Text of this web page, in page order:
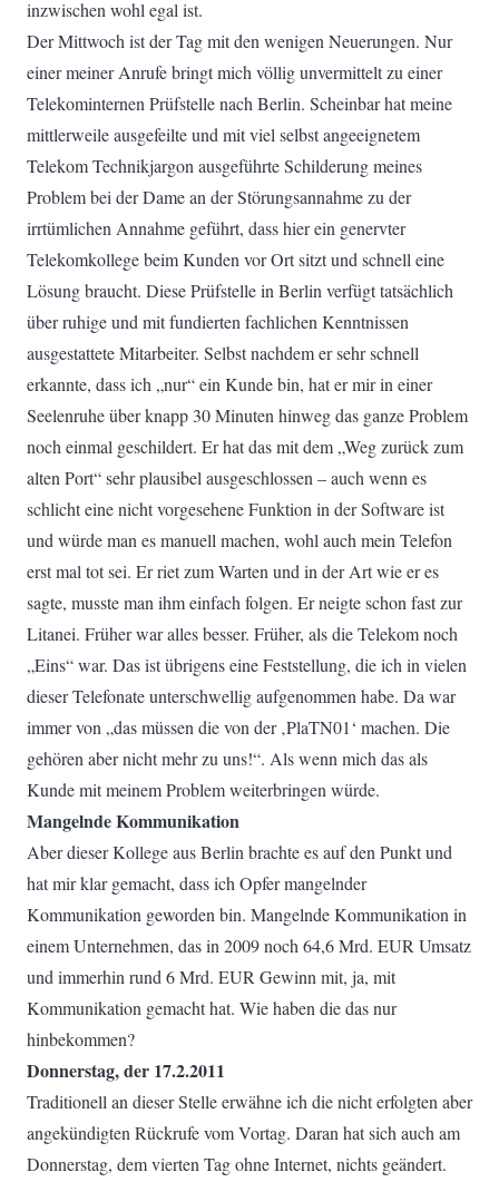
inzwischen wohl egal ist.
Der Mittwoch ist der Tag mit den wenigen Neuerungen. Nur
einer meiner Anrufe bringt mich völlig unvermittelt zu einer
Telekominternen Prüfstelle nach Berlin. Scheinbar hat meine
mittlerweile ausgefeilte und mit viel selbst angeeignetem
Telekom Technikjargon ausgeführte Schilderung meines
Problem bei der Dame an der Störungsannahme zu der
irrtümlichen Annahme geführt, dass hier ein genervter
Telekomkollege beim Kunden vor Ort sitzt und schnell eine
Lösung braucht. Diese Prüfstelle in Berlin verfügt tatsächlich
über ruhige und mit fundierten fachlichen Kenntnissen
ausgestattete Mitarbeiter. Selbst nachdem er sehr schnell
erkannte, dass ich „nur“ ein Kunde bin, hat er mir in einer
Seelenruhe über knapp 30 Minuten hinweg das ganze Problem
noch einmal geschildert. Er hat das mit dem „Weg zurück zum
alten Port“ sehr plausibel ausgeschlossen – auch wenn es
schlicht eine nicht vorgesehene Funktion in der Software ist
und würde man es manuell machen, wohl auch mein Telefon
erst mal tot sei. Er riet zum Warten und in der Art wie er es
sagte, musste man ihm einfach folgen. Er neigte schon fast zur
Litanei. Früher war alles besser. Früher, als die Telekom noch
„Eins“ war. Das ist übrigens eine Feststellung, die ich in vielen
dieser Telefonate unterschwellig aufgenommen habe. Da war
immer von „das müssen die von der ‚PlaTN01‘ machen. Die
gehören aber nicht mehr zu uns!“. Als wenn mich das als
Kunde mit meinem Problem weiterbringen würde.
Mangelnde Kommunikation
Aber dieser Kollege aus Berlin brachte es auf den Punkt und
hat mir klar gemacht, dass ich Opfer mangelnder
Kommunikation geworden bin. Mangelnde Kommunikation in
einem Unternehmen, das in 2009 noch 64,6 Mrd. EUR Umsatz
und immerhin rund 6 Mrd. EUR Gewinn mit, ja, mit
Kommunikation gemacht hat. Wie haben die das nur
hinbekommen?
Donnerstag, der 17.2.2011
Traditionell an dieser Stelle erwähne ich die nicht erfolgten aber
angekündigten Rückrufe vom Vortag. Daran hat sich auch am
Donnerstag, dem vierten Tag ohne Internet, nichts geändert.